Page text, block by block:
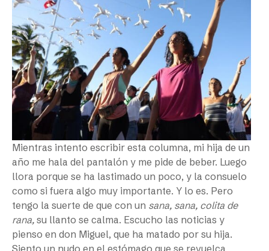
Mientras intento escribir esta columna, mi hija de un
año me hala del pantalón y me pide de beber. Luego
llora porque se ha lastimado un poco, y la consuelo
como si fuera algo muy importante. Y lo es. Pero
tengo la suerte de que con un sana, sana, colita de
rana, su llanto se calma. Escucho las noticias y
pienso en don Miguel, que ha matado por su hija.